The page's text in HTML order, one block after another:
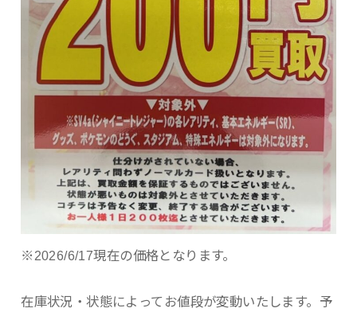
※2026/6/17現在の価格となります。
在庫状況・状態によってお値段が変動いたします。予